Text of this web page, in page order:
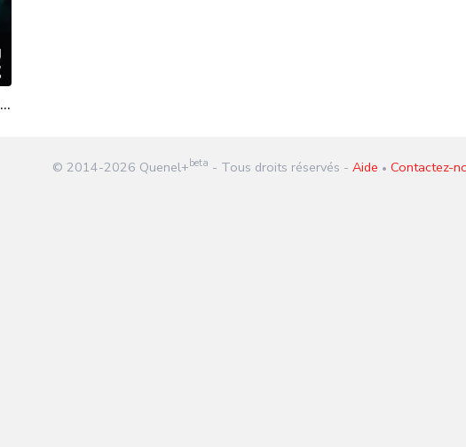
© 2014-2026 Quenel+beta - Tous droits réservés - Aide • Contactez-